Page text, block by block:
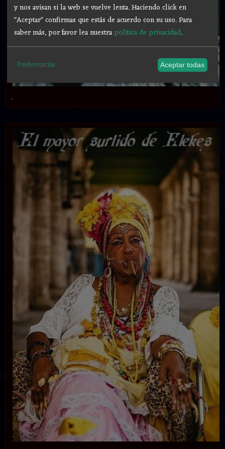
.
y nos avisan si la web se vuelve lenta. Haciendo click en
"Aceptar" confirmas que estás de acuerdo con su uso.Para
saber más, por favor lea nuestrapolítica de privacidad.
Preferencias Aceptar todas